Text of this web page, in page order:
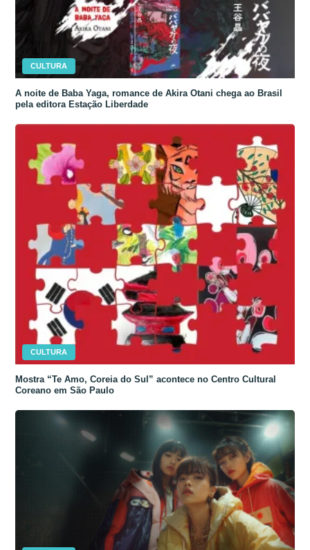
CULTURA
A noite de Baba Yaga, romance de Akira Otani chega ao Brasil
pela editora Estação Liberdade
CULTURA
Mostra “Te Amo, Coreia do Sul” acontece no Centro Cultural
Coreano em São Paulo